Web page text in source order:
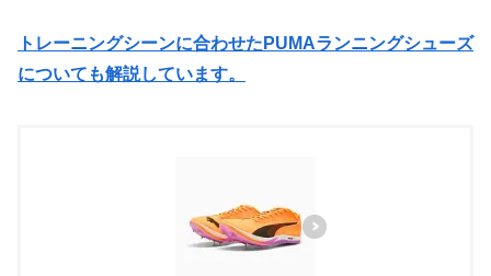
トレーニングシーンに合わせたPUMAランニングシューズ
についても解説しています。